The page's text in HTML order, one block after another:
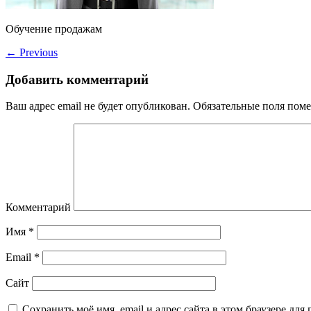
Обучение продажам
← Previous
Добавить комментарий
Ваш адрес email не будет опубликован. Обязательные поля
Комментарий
Имя *
Email *
Сайт